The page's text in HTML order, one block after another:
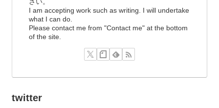
I am accepting work such as writing. I will undertake
what I can do.
Please contact me from "Contact me" at the bottom
of the site.
twitter